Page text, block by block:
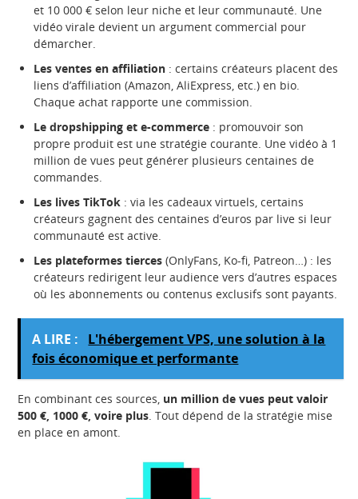
et 10 000 € selon leur niche et leur communauté. Une
vidéo virale devient un argument commercial pour
démarcher.
Les ventes en affiliation : certains créateurs placent des
liens d’affiliation (Amazon, AliExpress, etc.) en bio.
Chaque achat rapporte une commission.
Le dropshipping et e-commerce : promouvoir son
propre produit est une stratégie courante. Une vidéo à 1
million de vues peut générer plusieurs centaines de
commandes.
Les lives TikTok : via les cadeaux virtuels, certains
créateurs gagnent des centaines d’euros par live si leur
communauté est active.
Les plateformes tierces (OnlyFans, Ko-fi, Patreon…) : les
créateurs redirigent leur audience vers d’autres espaces
où les abonnements ou contenus exclusifs sont payants.
A LIRE :
L'hébergement VPS, une solution à la
fois économique et performante
En combinant ces sources, un million de vues peut valoir
500 €, 1000 €, voire plus . Tout dépend de la stratégie mise
en place en amont.